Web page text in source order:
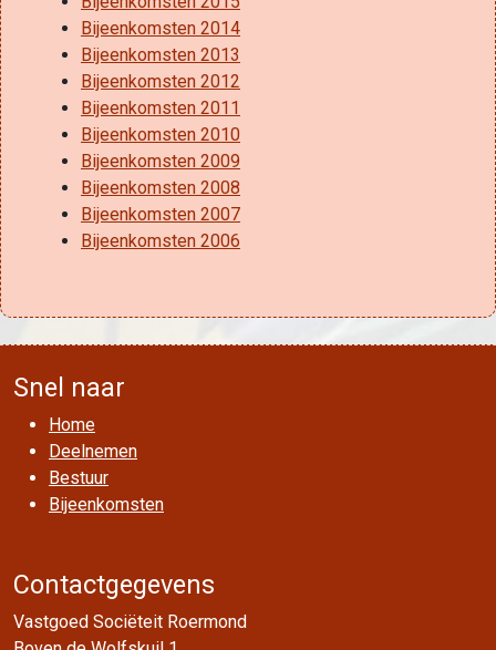
Bijeenkomsten 2014
Bijeenkomsten 2013
Bijeenkomsten 2012
Bijeenkomsten 2011
Bijeenkomsten 2010
Bijeenkomsten 2009
Bijeenkomsten 2008
Bijeenkomsten 2007
Bijeenkomsten 2006
Snel naar
Home
Deelnemen
Bestuur
Bijeenkomsten
Contactgegevens
Vastgoed Sociëteit Roermond